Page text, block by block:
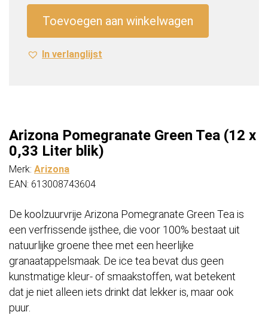
0,33
Liter
Toevoegen aan winkelwagen
In verlanglijst
Arizona Pomegranate Green Tea (12 x
0,33 Liter blik)
Merk: Arizona
EAN: 613008743604
De koolzuurvrije Arizona Pomegranate Green Tea is
een verfrissende ijsthee, die voor 100% bestaat uit
natuurlijke groene thee met een heerlijke
granaatappelsmaak. De ice tea bevat dus geen
kunstmatige kleur- of smaakstoffen, wat betekent
dat je niet alleen iets drinkt dat lekker is, maar ook
puur.